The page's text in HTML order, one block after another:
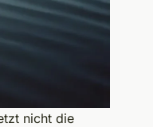
nicht die